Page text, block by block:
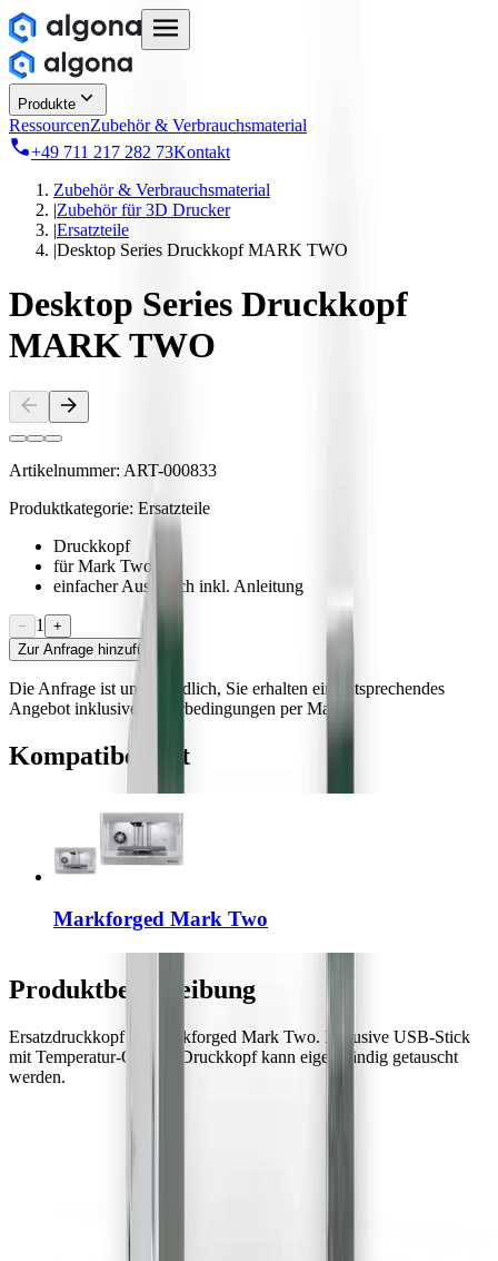
Produkte
RessourcenZubehör & Verbrauchsmaterial
+49 711 217 282 73Kontakt
Zubehör & Verbrauchsmaterial
|Zubehör für 3D Drucker
|Ersatzteile
|Desktop Series Druckkopf MARK TWO
Desktop Series Druckkopf
MARK TWO
Artikelnummer: ART-000833
Produktkategorie: Ersatzteile
Druckkopf
für Mark Two
einfacher Austausch inkl. Anleitung
− 1
+
Zur Anfrage hinzufügen
Die Anfrage ist unverbindlich, Sie erhalten ein entsprechendes
Angebot inklusive Lieferbedingungen per Mail
Kompatibel mit
Markforged Mark Two
Produktbeschreibung
Ersatzdruckkopf für Markforged Mark Two. Inklusive USB-Stick
mit Temperatur-Offsets. Druckkopf kann eigenständig getauscht
werden.